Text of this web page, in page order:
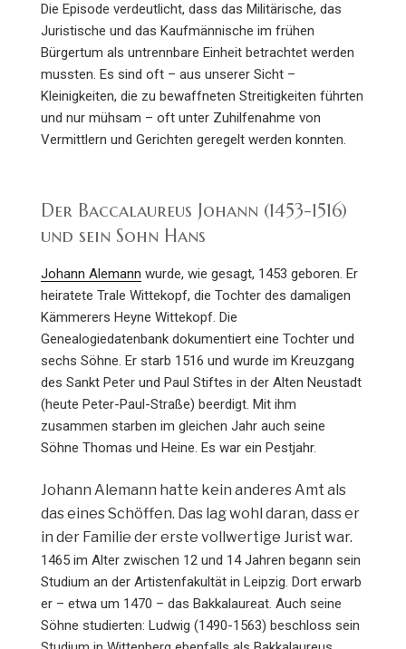
Die Episode verdeutlicht, dass das Militärische, das
Juristische und das Kaufmännische im frühen
Bürgertum als untrennbare Einheit betrachtet werden
mussten. Es sind oft – aus unserer Sicht –
Kleinigkeiten, die zu bewaffneten Streitigkeiten führten
und nur mühsam – oft unter Zuhilfenahme von
Vermittlern und Gerichten geregelt werden konnten.
Der Baccalaureus Johann (1453-1516)
und sein Sohn Hans
Johann Alemann wurde, wie gesagt, 1453 geboren. Er
heiratete Trale Wittekopf, die Tochter des damaligen
Kämmerers Heyne Wittekopf. Die
Genealogiedatenbank dokumentiert eine Tochter und
sechs Söhne. Er starb 1516 und wurde im Kreuzgang
des Sankt Peter und Paul Stiftes in der Alten Neustadt
(heute Peter-Paul-Straße) beerdigt. Mit ihm
zusammen starben im gleichen Jahr auch seine
Söhne Thomas und Heine. Es war ein Pestjahr.
Johann Alemann hatte kein anderes Amt als
das eines Schöffen. Das lag wohl daran, dass er
in der Familie der erste vollwertige Jurist war.
1465 im Alter zwischen 12 und 14 Jahren begann sein
Studium an der Artistenfakultät in Leipzig. Dort erwarb
er – etwa um 1470 – das Bakkalaureat. Auch seine
Söhne studierten: Ludwig (1490-1563) beschloss sein